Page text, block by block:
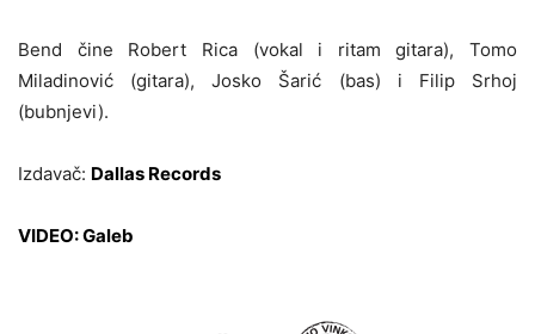
Bend čine Robert Rica (vokal i ritam gitara), Tomo
Miladinović (gitara), Josko Šarić (bas) i Filip Srhoj
(bubnjevi).
Izdavač: Dallas Records
VIDEO: Galeb